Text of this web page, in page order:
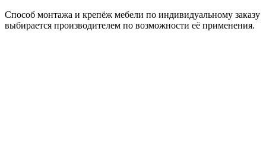
Способ монтажа и крепёж мебели по индивидуальному заказу
выбирается производителем по возможности её применения.